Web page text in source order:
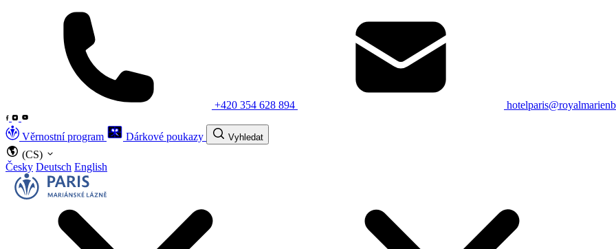
+420 354 628 894
Věrnostní program Dárkové poukazy Vyhledat
(CS)
Česky Deutsch English